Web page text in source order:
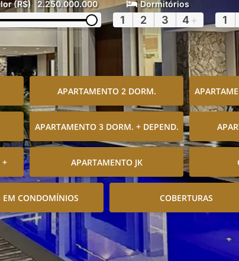
(R$) 2.250.000.000 Dormitórios
1 2 3 4 + 1
APARTAMENTO 2 DORM.
APARTAMENTO 3 DORM. + DEPEND.
+ APARTAMENTO JK
EM CONDOMÍNIOS COBERTURAS